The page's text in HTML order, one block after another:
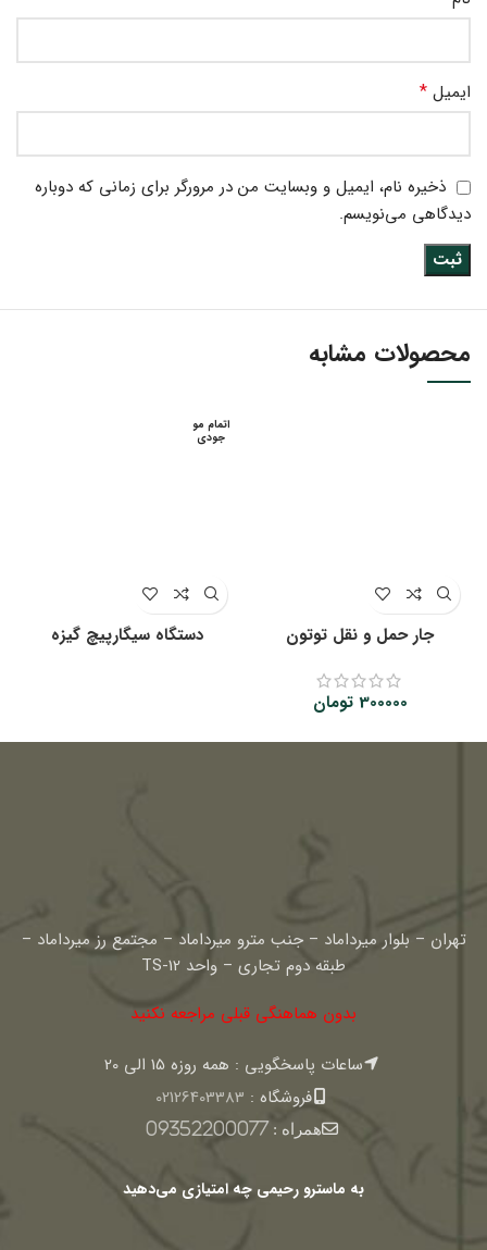
ایمیل *
ذخیره نام، ایمیل و وبسایت من در مرورگر برای زمانی که دوباره
دیدگاهی می‌نویسم.
محصولات مشابه
جار حمل و نقل توتون
300000 تومان
اتمام مو
جودی
دستگاه سیگارپیچ گیزه
تهران – بلوار میرداماد – جنب مترو میرداماد – مجتمع رز میرداماد –
طبقه دوم تجاری – واحد TS-12
بدون هماهنگی قبلی مراجعه نکنید
ساعات پاسخگویی : همه روزه 15 الی 20
فروشگاه : 02126403383
همراه :09352200077
به ماسترو رحیمی چه امتیازی می‌دهید